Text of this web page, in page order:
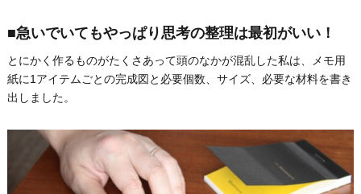
■急いでいてもやっぱり思考の整理は最初がいい！
とにかく作るものがたくさあって頭のなかが混乱した私は、メモ用
紙に1アイテムごとの完成図と必要個数、サイズ、必要な材料を書き
出しました。